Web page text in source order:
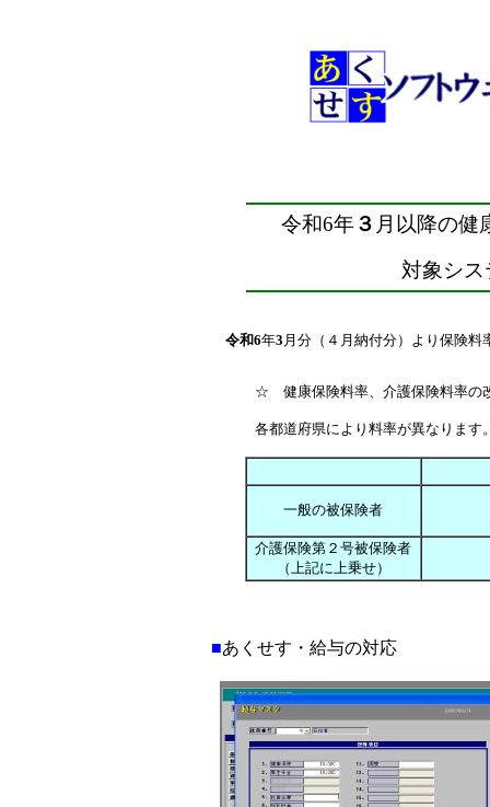
令和6年３ 月以降の健
対象シ
令和6年3 月分（４月納付分）より保険料
☆ 健康保険料率、介護保険料率の
各都道府県により料率が異なりま
一般の被保険者
介護保険第２号被保険者
（上記に上乗せ）
■あくせす・給与の対応